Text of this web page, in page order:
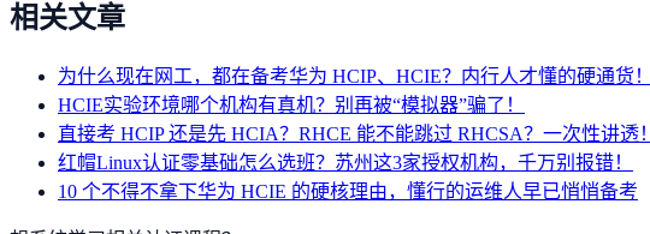
相关文章
为什么现在网工，都在备考华为 HCIP、HCIE？内行人才懂的硬通货！
HCIE实验环境哪个机构有真机？别再被“模拟器”骗了！
直接考 HCIP 还是先 HCIA？RHCE 能不能跳过 RHCSA？一次性讲透！
红帽Linux认证零基础怎么选班？苏州这3家授权机构，千万别报错！
10 个不得不拿下华为 HCIE 的硬核理由，懂行的运维人早已悄悄备考